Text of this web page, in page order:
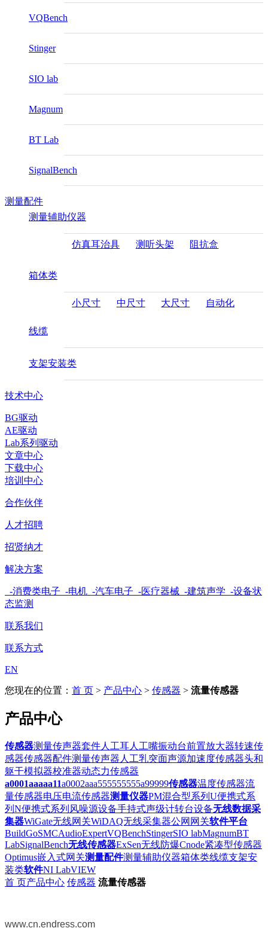
VQBench
Stinger
SIO lab
Magnum
BT Lab
SignalBench
测量配件
测量辅助仪器
仿真耳治具 测听头架 阻抗盒
箱体类
小尺寸 中尺寸 大尺寸 自动化
线缆
支架安装类
技术中心
BG驱动
AE驱动
Lab系列驱动
文章中心
下载中心
培训中心
合作伙伴
人才招聘
招贤纳才
解决方案
-消费类电子 -电机 -汽车电子 -医疗器械 -建筑声学 -设备状
态监测
联系我们
联系方式
EN
您现在的位置： 首 页 > 产品中心 > 传感器 > 流量传感器
产品中心
传感器测量传声器套件人工耳人工嘴振动台前置放大器转速传
感器传感器配件测量传声器 人工乳突面声源加速度传感器头和
躯干模拟器校准器动态力传感器
a0001aaaaa11a0002aaa555555555a99999传感器温度传感器流
量传感器电压电流传感器测量仪器PM混合型系列 U便携式系
列 N便携式系列 风噪源设备手持式声级计转台设备无线数据采
集器WiGate无线网关WiDAQ无线采集器公网网关软件平台
BuildGoSMCAudioExpertVQBenchStingerSIO labMagnumBT
LabSignalBench无线传感器ExSen无线防爆Cnode紧凑型传感器
Optimus嵌入式网关测量配件测量辅助仪器箱体类线缆支架安
装类软件NI LabVIEW
首 页产品中心 传感器 流量传感器
www.cn.endress.com